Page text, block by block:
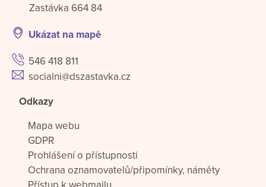
Zastávka 664 84
Ukázat na mapě
546 418 811
socialni@dszastavka.cz
Odkazy
Mapa webu
GDPR
Prohlášení o přístupnosti
Ochrana oznamovatelů/připomínky, náměty